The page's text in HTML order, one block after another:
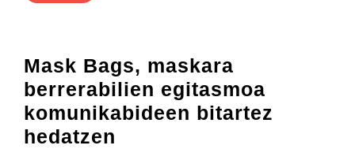
Mask Bags, maskara
berrerabilien egitasmoa
komunikabideen bitartez
hedatzen